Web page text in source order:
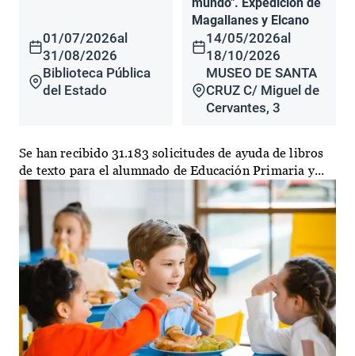
01/07/2026al
31/08/2026
Biblioteca Pública
del Estado
Magallanes y Elcano
14/05/2026al
18/10/2026
MUSEO DE SANTA
CRUZ C/ Miguel de
Cervantes, 3
Se han recibido 31.183 solicitudes de ayuda de libros
de texto para el alumnado de Educación Primaria y...